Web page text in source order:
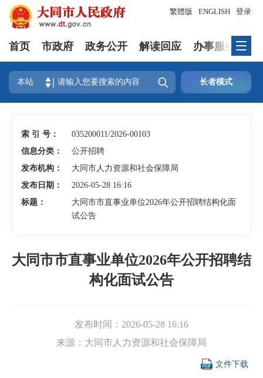
登录
繁體版 ENGLISH
首页 市政府 政务公开 解读回应 办事服务
本站  长者模式
索 引 号：
035200011/2026-00103
信息分类：
公开招聘
发布机构：
大同市人力资源和社会保障局
发布日期：
2026-05-28 16:16
标题：
大同市市直事业单位2026年公开招聘结构化面
试公告
大同市市直事业单位2026年公开招聘结
构化面试公告
发布时间： 2026-05-28 16:16
来源： 大同市人力资源和社会保障局
 文件下载